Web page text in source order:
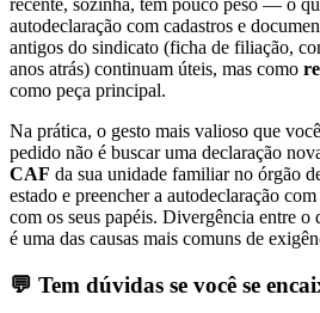
recente, sozinha, tem pouco peso — o
autodeclaração com cadastros e
antigos do sindicato (ficha de filiação,
anos atrás) continuam úteis, mas como
como peça principal.
Na prática, o gesto mais valioso que
pedido não é buscar uma declaração
CAF da sua unidade familiar no órgão
estado e preencher a autodeclaração
com os seus papéis. Divergência entre o
é uma das causas mais comuns de
💬 Tem dúvidas se você se